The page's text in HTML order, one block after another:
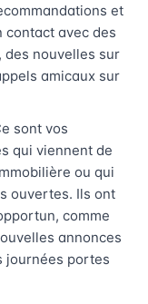
et
contact avec des
des nouvelles sur
amicaux sur
sont vos
qui viennent de
ou qui
ouvertes. Ils ont
comme
annonces
journées portes